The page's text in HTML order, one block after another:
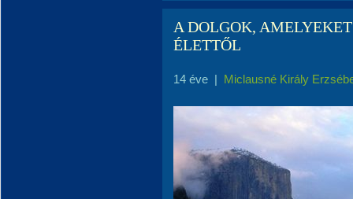
A DOLGOK,
ÉLETTŐL
14 éve | Miclausné Király